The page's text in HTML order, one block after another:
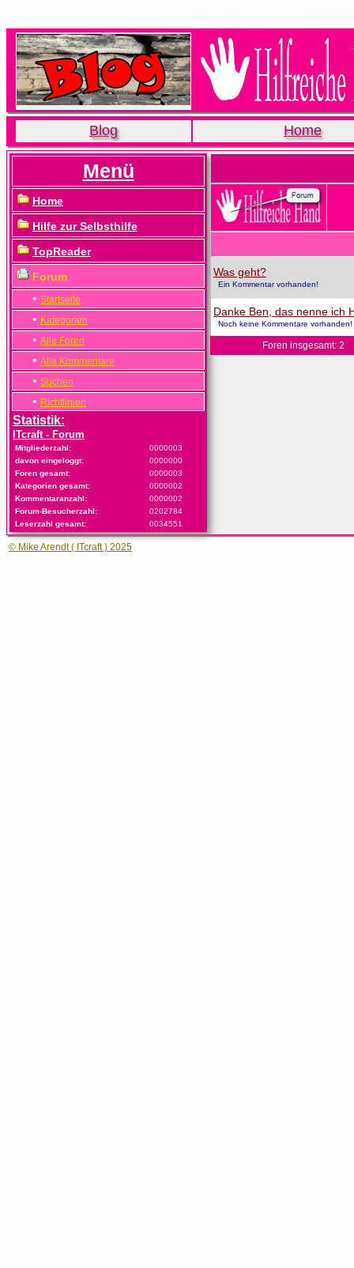
Blog Home
Menü
Home
Hilfe zur Selbsthilfe
TopReader
Forum
• Startseite
• Kategorien
• Alle Foren
• Alle Kommentare
• Suchen
• Richtlinien
Statistik:
ITcraft - Forum
Mitgliederzahl:
0000003
davon eingeloggt:
0000000
Foren gesamt:
0000003
Kategorien gesamt:
0000002
Kommentaranzahl:
0000002
Forum-Besucherzahl:
0202784
Leserzahl gesamt:
0034551
Was geht?
Ein Kommentar vorhanden!
Danke Ben, das nenne ich
Noch keine Kommentare vorhanden!
Foren insgesamt: 2
© Mike Arendt ( ITcraft ) 2025